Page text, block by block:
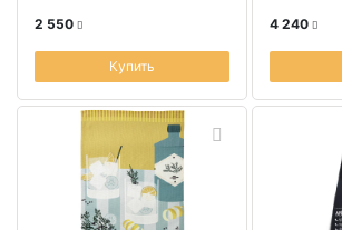
2 550
Купить
4 240